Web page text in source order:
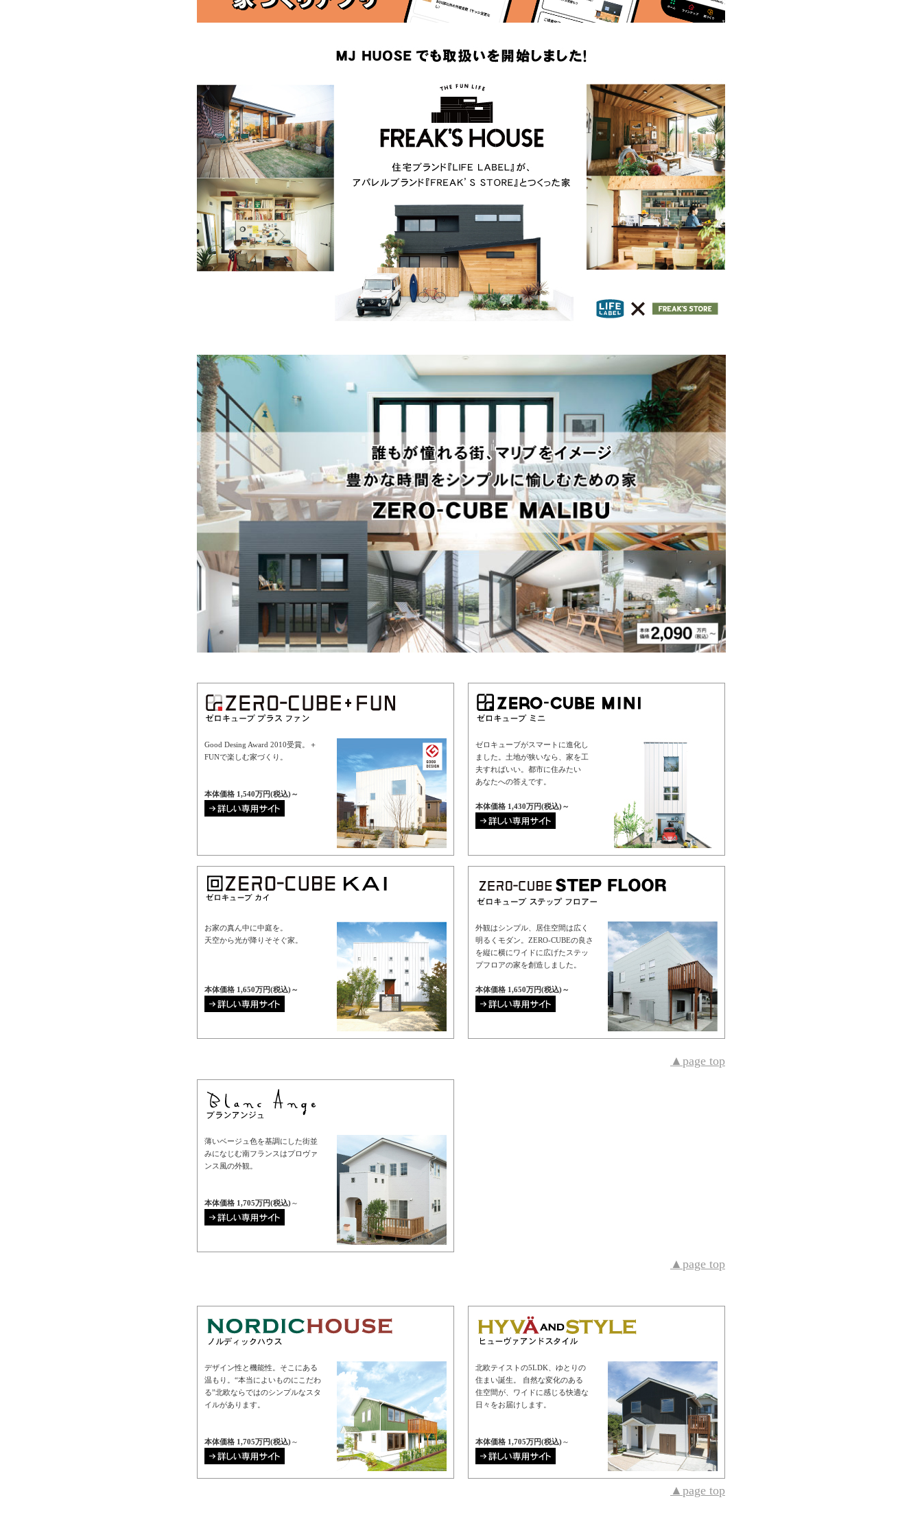
Good Desing Award 2010受賞。＋
FUNで楽しむ家づくり。
本体価格 1,540万円(税込)～
ゼロキューブがスマートに進化し
ました。土地が狭いなら、家を工
夫すればいい。都市に住みたい
あなたへの答えです。
本体価格 1,430万円(税込)～
お家の真ん中に中庭を。
天空から光が降りそそぐ家。
本体価格 1,650万円(税込)～
外観はシンプル、居住空間は広く
明るくモダン。ZERO-CUBEの良さ
を縦に横にワイドに広げたステッ
プフロアの家を創造しました。
本体価格 1,650万円(税込)～
▲page top
薄いベージュ色を基調にした街並
みになじむ南フランスはプロヴァ
ンス風の外観。
本体価格 1,705万円(税込)～
▲page top
デザイン性と機能性。そこにある
温もり。“本当によいものにこだわ
る”北欧ならではのシンプルなスタ
イルがあります。
本体価格 1,705万円(税込)～
北欧テイストの5LDK、ゆとりの
住まい誕生。 自然な変化のある
住空間が、ワイドに感じる快適な
日々をお届けします。
本体価格 1,705万円(税込)～
▲page top